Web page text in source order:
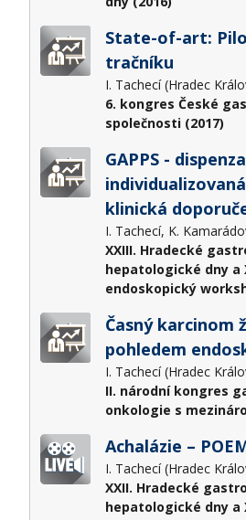
State-of-art:
tračníku
I. Tachecí (Hradec
6. kongres České
společnosti (2017)
GAPPS -
klinická
I. Tachecí, K.
XXIII. Hradecké
hepatologické dny a
endoskopický
Časný karcinom
pohledem
I. Tachecí (Hradec
II. národní kongres
onkologie s
Achalázie –
I. Tachecí (Hradec
XXII. Hradecké
hepatologické dny a